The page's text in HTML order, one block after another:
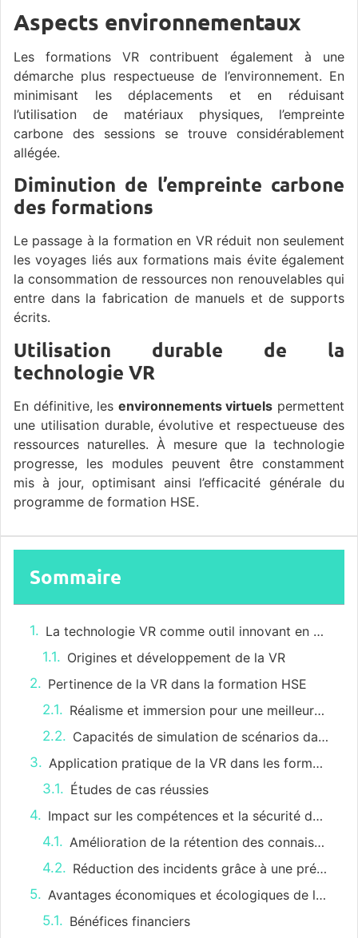
Aspects environnementaux
Les formations VR contribuent également à une
démarche plus respectueuse de l’environnement. En
minimisant les déplacements et en réduisant
l’utilisation de matériaux physiques, l’empreinte
carbone des sessions se trouve considérablement
allégée.
Diminution de l’empreinte carbone
des formations
Le passage à la formation en VR réduit non seulement
les voyages liés aux formations mais évite également
la consommation de ressources non renouvelables qui
entre dans la fabrication de manuels et de supports
écrits.
Utilisation durable de la
technologie VR
En définitive, les environnements virtuels permettent
une utilisation durable, évolutive et respectueuse des
ressources naturelles. À mesure que la technologie
progresse, les modules peuvent être constamment
mis à jour, optimisant ainsi l’efficacité générale du
programme de formation HSE.
Sommaire
La technologie VR comme outil innovant en HSE
Origines et développement de la VR
Pertinence de la VR dans la formation HSE
Réalisme et immersion pour une meilleure compréhension
Capacités de simulation de scénarios dangereux
Application pratique de la VR dans les formations HSE
Études de cas réussies
Impact sur les compétences et la sécurité des employés
Amélioration de la rétention des connaissances
Réduction des incidents grâce à une préparation accrue
Avantages économiques et écologiques de la VR pour la HSE
Bénéfices financiers